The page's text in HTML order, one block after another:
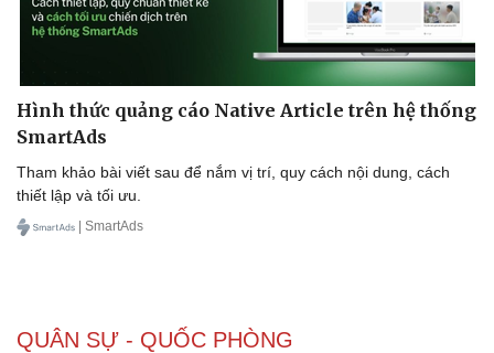
Hình thức quảng cáo Native Article trên hệ thống
SmartAds
Tham khảo bài viết sau để nắm vị trí, quy cách nội dung, cách
thiết lập và tối ưu.
| SmartAds
QUÂN SỰ - QUỐC PHÒNG